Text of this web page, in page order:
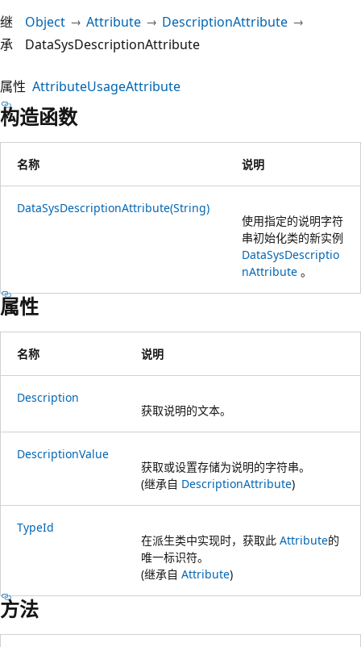
继
承
Object Attribute
DescriptionAttribute
DataSysDescriptionAttribute
属性 AttributeUsageAttribute
构造函数
名称 说明
DataSysDescriptionAttribute(String)
使用指定的说明字符
串初始化类的新实例
DataSysDescriptio
nAttribute 。
属性
名称 说明
Description
获取说明的文本。
DescriptionValue
获取或设置存储为说明的字符串。
(继承自 DescriptionAttribute)
TypeId
在派生类中实现时，获取此 Attribute的
唯一标识符。
(继承自 Attribute)
方法